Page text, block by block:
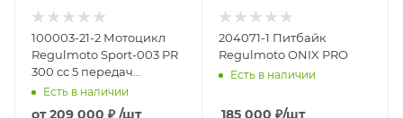
100003-21-2 Мотоцикл
Regulmoto Sport-003 PR
300 сс 5 передач
(красный)
Есть в наличии
от209 000 ₽ /шт
204071-1 Питбайк
Regulmoto ONIX PRO
Есть в наличии
185 000 ₽/шт